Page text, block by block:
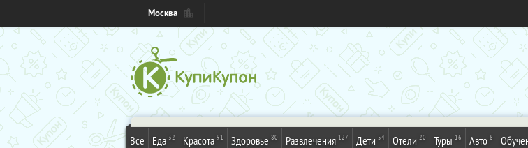
Москва
Все Еда 32 Красота 91 Здоровье 80 Развлечения 127 Дети 54 Отели 20 Туры 16 Авто 8